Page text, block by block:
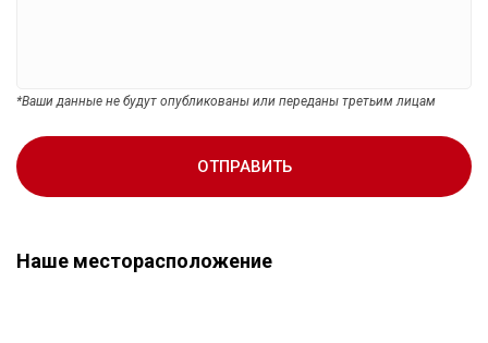
*Ваши данные не будут опубликованы или переданы третьим лицам
ОТПРАВИТЬ
Наше месторасположение